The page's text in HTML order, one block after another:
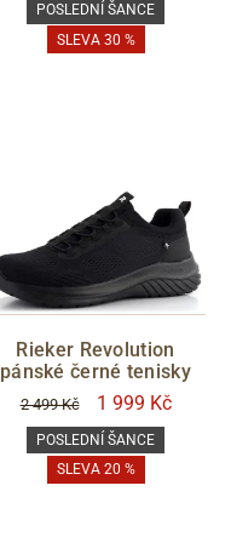
POSLEDNÍ ŠANCE
SLEVA 30 %
Rieker Revolution
pánské černé tenisky
2 499 Kč 1 999 Kč
POSLEDNÍ ŠANCE
SLEVA 20 %